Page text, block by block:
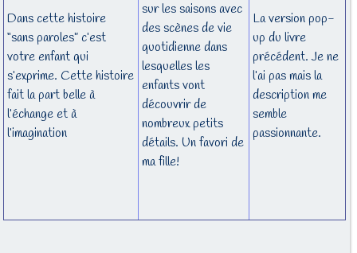
Dans cette histoire
“sans paroles” c’est
votre enfant qui
s’exprime. Cette histoire
fait la part belle à
l’échange et à
l’imagination
sur les saisons avec
des scènes de vie
quotidienne dans
lesquelles les
enfants vont
découvrir de
nombreux petits
détails. Un favori de
ma fille!
La version pop-
up du livre
précédent. Je ne
l’ai pas mais la
description me
semble
passionnante.